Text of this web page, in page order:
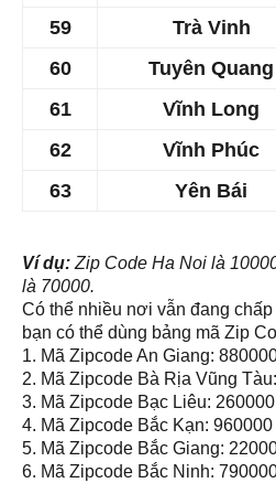
59
Trà Vinh
60
Tuyên Quang
61
Vĩnh Long
62
Vĩnh Phúc
63
Yên Bái
Ví dụ: Zip Code Ha Noi là
là 70000.
Có thể nhiều nơi vẫn đang
bạn có thể dùng bảng mã Zip
1. Mã Zipcode An Giang:
2. Mã Zipcode Bà Rịa Vũng
3. Mã Zipcode Bạc Liêu: 260000
4. Mã Zipcode Bắc Kạn: 960000
5. Mã Zipcode Bắc Giang:
6. Mã Zipcode Bắc Ninh: